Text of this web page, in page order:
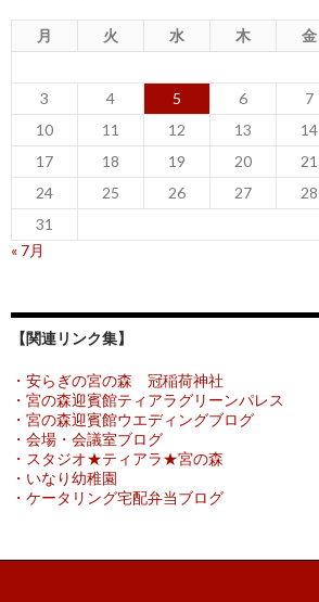
月 火 水 木 金
3
4 5 6 7
10
11 12 13 14
17
18 19 20 21
24
25 26 27 28
31
« 7月
【関連リンク集】
・安らぎの宮の森 冠稲荷神社
・宮の森迎賓館ティアラグリーンパレス
・宮の森迎賓館ウエディングブログ
・会場・会議室ブログ
・スタジオ★ティアラ★宮の森
・いなり幼稚園
・ケータリング宅配弁当ブログ